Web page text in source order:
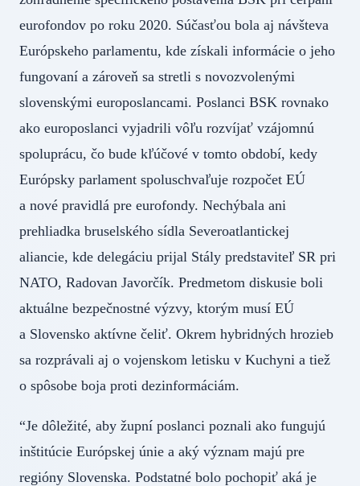
eurofondov po roku 2020. Súčasťou bola aj návšteva
Európskeho parlamentu, kde získali informácie o jeho
fungovaní a zároveň sa stretli s novozvolenými
slovenskými europoslancami. Poslanci BSK rovnako
ako europoslanci vyjadrili vôľu rozvíjať vzájomnú
spoluprácu, čo bude kľúčové v tomto období, kedy
Európsky parlament spoluschvaľuje rozpočet EÚ
a nové pravidlá pre eurofondy. Nechýbala ani
prehliadka bruselského sídla Severoatlantickej
aliancie, kde delegáciu prijal Stály predstaviteľ SR pri
NATO, Radovan Javorčík. Predmetom diskusie boli
aktuálne bezpečnostné výzvy, ktorým musí EÚ
a Slovensko aktívne čeliť. Okrem hybridných hrozieb
sa rozprávali aj o vojenskom letisku v Kuchyni a tiež
o spôsobe boja proti dezinformáciám.
“Je dôležité, aby župní poslanci poznali ako fungujú
inštitúcie Európskej únie a aký význam majú pre
regióny Slovenska. Podstatné bolo pochopiť aká je